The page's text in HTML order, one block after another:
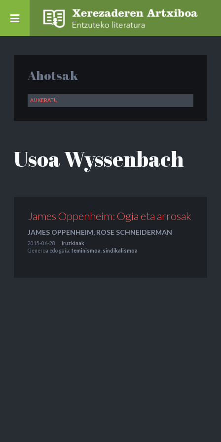
Ahotsak
Usoa Wyssenbach
James Oppenheim: Ogia eta arrosak
JAMES OPPENHEIM, ROSE SCHNEIDERMAN
2015-06-28
Iruzkinak
Generoa edo gaia: feminismoa sindikalismoa